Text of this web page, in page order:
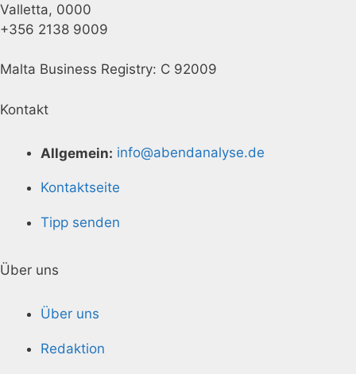
Valletta, 0000
+356 2138 9009
Malta Business Registry: C 92009
Kontakt
Allgemein: info@abendanalyse.de
Kontaktseite
Tipp senden
Über uns
Über uns
Redaktion